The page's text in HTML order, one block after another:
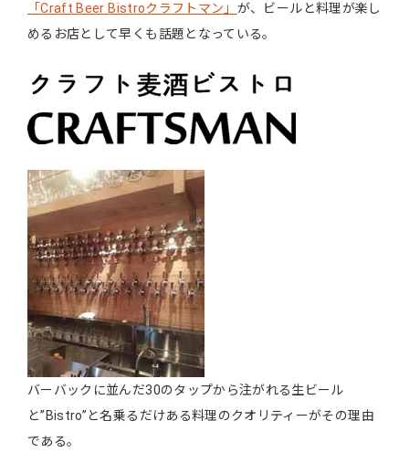
「Craft Beer Bistroクラフトマン」 が、ビールと料理が楽し
めるお店として早くも話題となっている。
バーバックに並んだ30のタップから注がれる生ビール
と”Bistro”と名乗るだけある料理のクオリティーがその理由
である。